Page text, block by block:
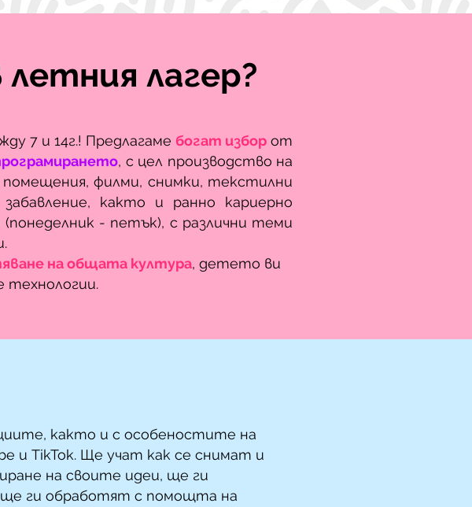
лагер?
7 и 14г.! Предлагаме богат изборот
, с цел производство на
филми, снимки, текстилни
както и ранно кариерно
- петък), с различни теми
на общата култура, детето ви
както и с особеностите на
и TikTok. Ще учат как се снимат и
на своите идеи, ще ги
ще ги обработят с помощта на